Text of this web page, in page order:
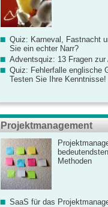
Quiz: Karneval, Fastnacht
Sie ein echter Narr?
Adventsquiz: 13 Fragen
Quiz: Fehlerfalle englische
Testen Sie Ihre Kenntnisse!
Projektmanagement
Methoden
SaaS für das